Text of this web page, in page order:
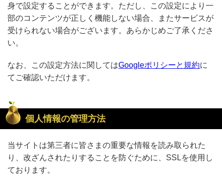
身で設定することができます。ただし、この設定により一
部のコンテンツが正しく機能しない場合、またサービスが
受けられない場合がございます。あらかじめご了承くださ
い。
なお、この設定方法に関してはGoogleポリシーと規約に
てご確認いただけます。
個人情報の管理方法
当サイトは第三者に皆さまの重要な情報を読み取られた
り、改ざんされたりすることを防ぐために、SSLを使用し
ております。